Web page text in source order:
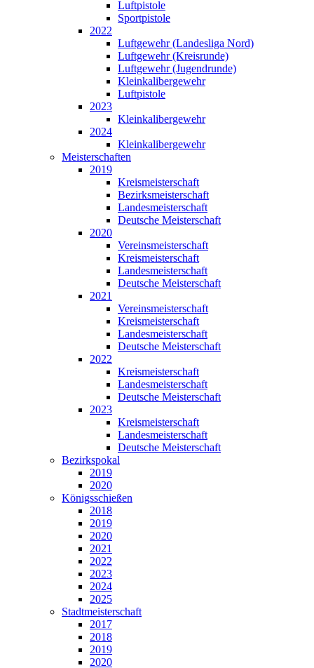
Luftpistole
Sportpistole
2022
Luftgewehr (Landesliga Nord)
Luftgewehr (Kreisrunde)
Luftgewehr (Jugendrunde)
Kleinkalibergewehr
Luftpistole
2023
Kleinkalibergewehr
2024
Kleinkalibergewehr
Meisterschaften
2019
Kreismeisterschaft
Bezirksmeisterschaft
Landesmeisterschaft
Deutsche Meisterschaft
2020
Vereinsmeisterschaft
Kreismeisterschaft
Landesmeisterschaft
Deutsche Meisterschaft
2021
Vereinsmeisterschaft
Kreismeisterschaft
Landesmeisterschaft
Deutsche Meisterschaft
2022
Kreismeisterschaft
Landesmeisterschaft
Deutsche Meisterschaft
2023
Kreismeisterschaft
Landesmeisterschaft
Deutsche Meisterschaft
Bezirkspokal
2019
2020
Königsschießen
2018
2019
2020
2021
2022
2023
2024
2025
Stadtmeisterschaft
2017
2018
2019
2020